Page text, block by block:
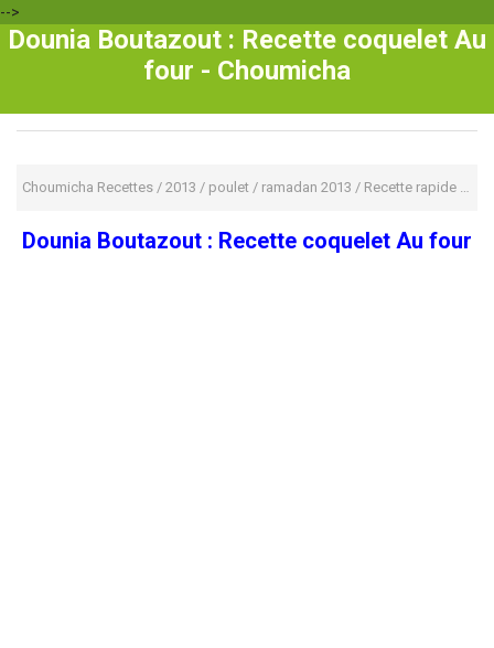
-->
Dounia Boutazout : Recette coquelet Au
four - Choumicha
Choumicha Recettes / 2013 / poulet / ramadan 2013 / Recette rapide
Dounia Boutazout : Recette coquelet Au four